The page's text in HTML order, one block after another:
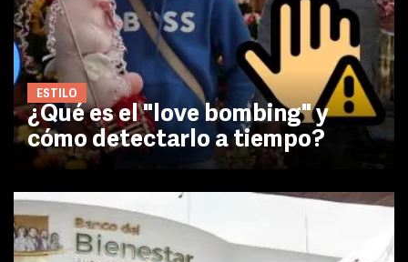
ESTILO
¿Qué es el "love bombing" y
cómo detectarlo a tiempo?